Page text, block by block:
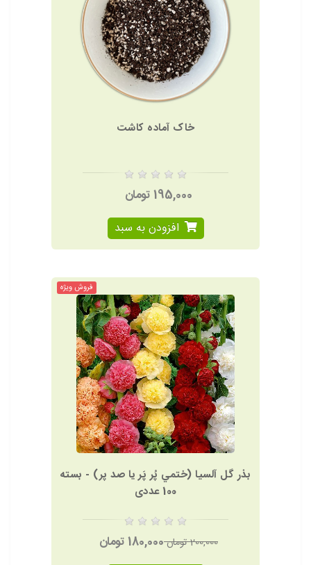
خاک آماده کاشت
195,000 تومان
افزودن به سبد
فروش ویژه
بذر گل آلسيا (ختمي پُر پَر يا صد پر) - بسته
100 عددی
200,000 تومان
180,000 تومان